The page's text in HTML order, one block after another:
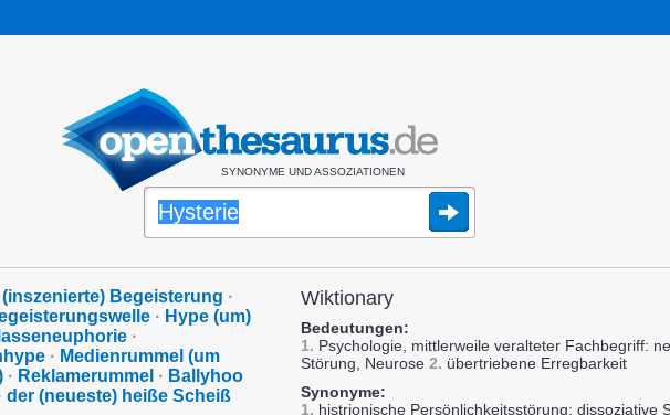
SYNONYME UND ASSOZIATIONEN
(inszenierte) Begeisterung ·
· Hype (um)
·
· Medienrummel (um
· Reklamerummel · Ballyhoo
der (neueste) heiße Scheiß
Wiktionary
Bedeutungen:
1. Psychologie, mittlerweile veralteter Fachbegriff:
Störung, Neurose 2. übertriebene Erregbarkeit
Synonyme:
1. histrionische Persönlichkeitsstörung; dissoziative